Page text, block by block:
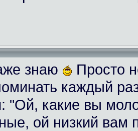
знаю
Просто
каждый
"Ой, какие вы
ой низкий вам